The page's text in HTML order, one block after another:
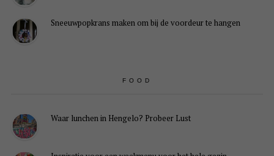
Sneeuwpopkrans maken om bij de voordeur te hangen
FOOD
Waar lunchen in Hengelo? Probeer Lust